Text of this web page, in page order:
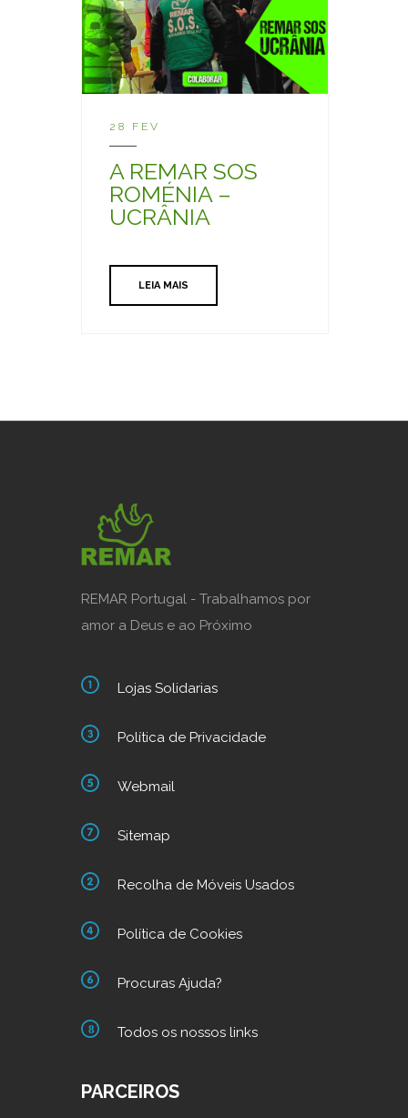
28 FEV
A REMAR SOS
ROMÉNIA –
UCRÂNIA
LEIA MAIS
REMAR Portugal - Trabalhamos por
amor a Deus e ao Próximo
Lojas Solidarias
Política de Privacidade
Webmail
Sitemap
Recolha de Móveis Usados
Política de Cookies
Procuras Ajuda?
Todos os nossos links
PARCEIROS